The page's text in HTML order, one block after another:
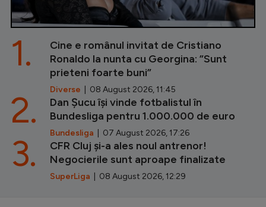
Cine e românul invitat de Cristiano
Ronaldo la nunta cu Georgina: ”Sunt
prieteni foarte buni”
Diverse | 08 August 2026, 11:45
1.
Dan Șucu își vinde fotbalistul în
Bundesliga pentru 1.000.000 de euro
Bundesliga | 07 August 2026, 17:26
2.
CFR Cluj și-a ales noul antrenor!
Negocierile sunt aproape finalizate
SuperLiga | 08 August 2026, 12:29
3.